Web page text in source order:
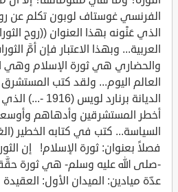
الفرنسي غوستاف لوبون تكلم عن
الذي عَنْونه بهذا العنوان ((روح
العربية... وبهذا الاعتبار فإن أمَّ
والحضاري هي ثورة الإسلام وهي
العالم اليوم... ولقد كتب
الديانة برنارد
أخطر المستشرقين وأدهاهم
السياسة... كتب في كتابه الخطير
فصلاً بعنوان: ثورة الإسلام! إن
-صلى الله عليه وسلم- هي ثورة
عدّة ميادين: الميدان الأول: